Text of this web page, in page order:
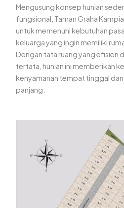
Mengusung konsep hunian
fungsional, Taman Graha
untuk memenuhi kebutuhan
keluarga yang ingin memiliki
Dengan tata ruang yang efisien
tertata, hunian ini memberikan
kenyamanan tempat tinggal dan
panjang.